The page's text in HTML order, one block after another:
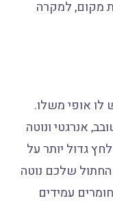
מקום, למקרה
אופי משלו.
אנרגטי ונוטה
גדול יותר על
שלכם נוטה
עמידים